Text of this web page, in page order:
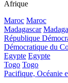
Afrique
Maroc Maroc
Madagascar
République
Démocratique du
Egypte Egypte
Togo Togo
Pacifique, Océanie